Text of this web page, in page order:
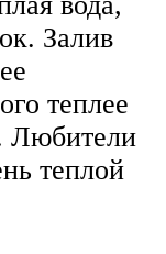
Залив
теплее
Любители
теплой